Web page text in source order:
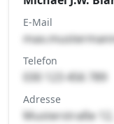
E-Mail
Telefon
030 123 456 789
Adresse
Musterstraße